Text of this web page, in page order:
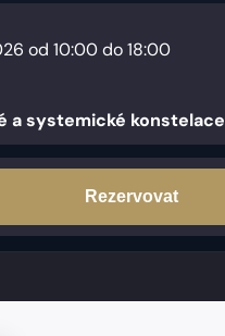
od 10:00 do 18:00
a systemické konstelace
Rezervovat